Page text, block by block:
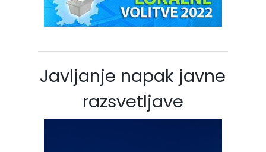
Javljanje napak javne
razsvetljave